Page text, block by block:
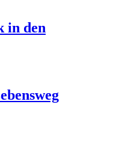
in den